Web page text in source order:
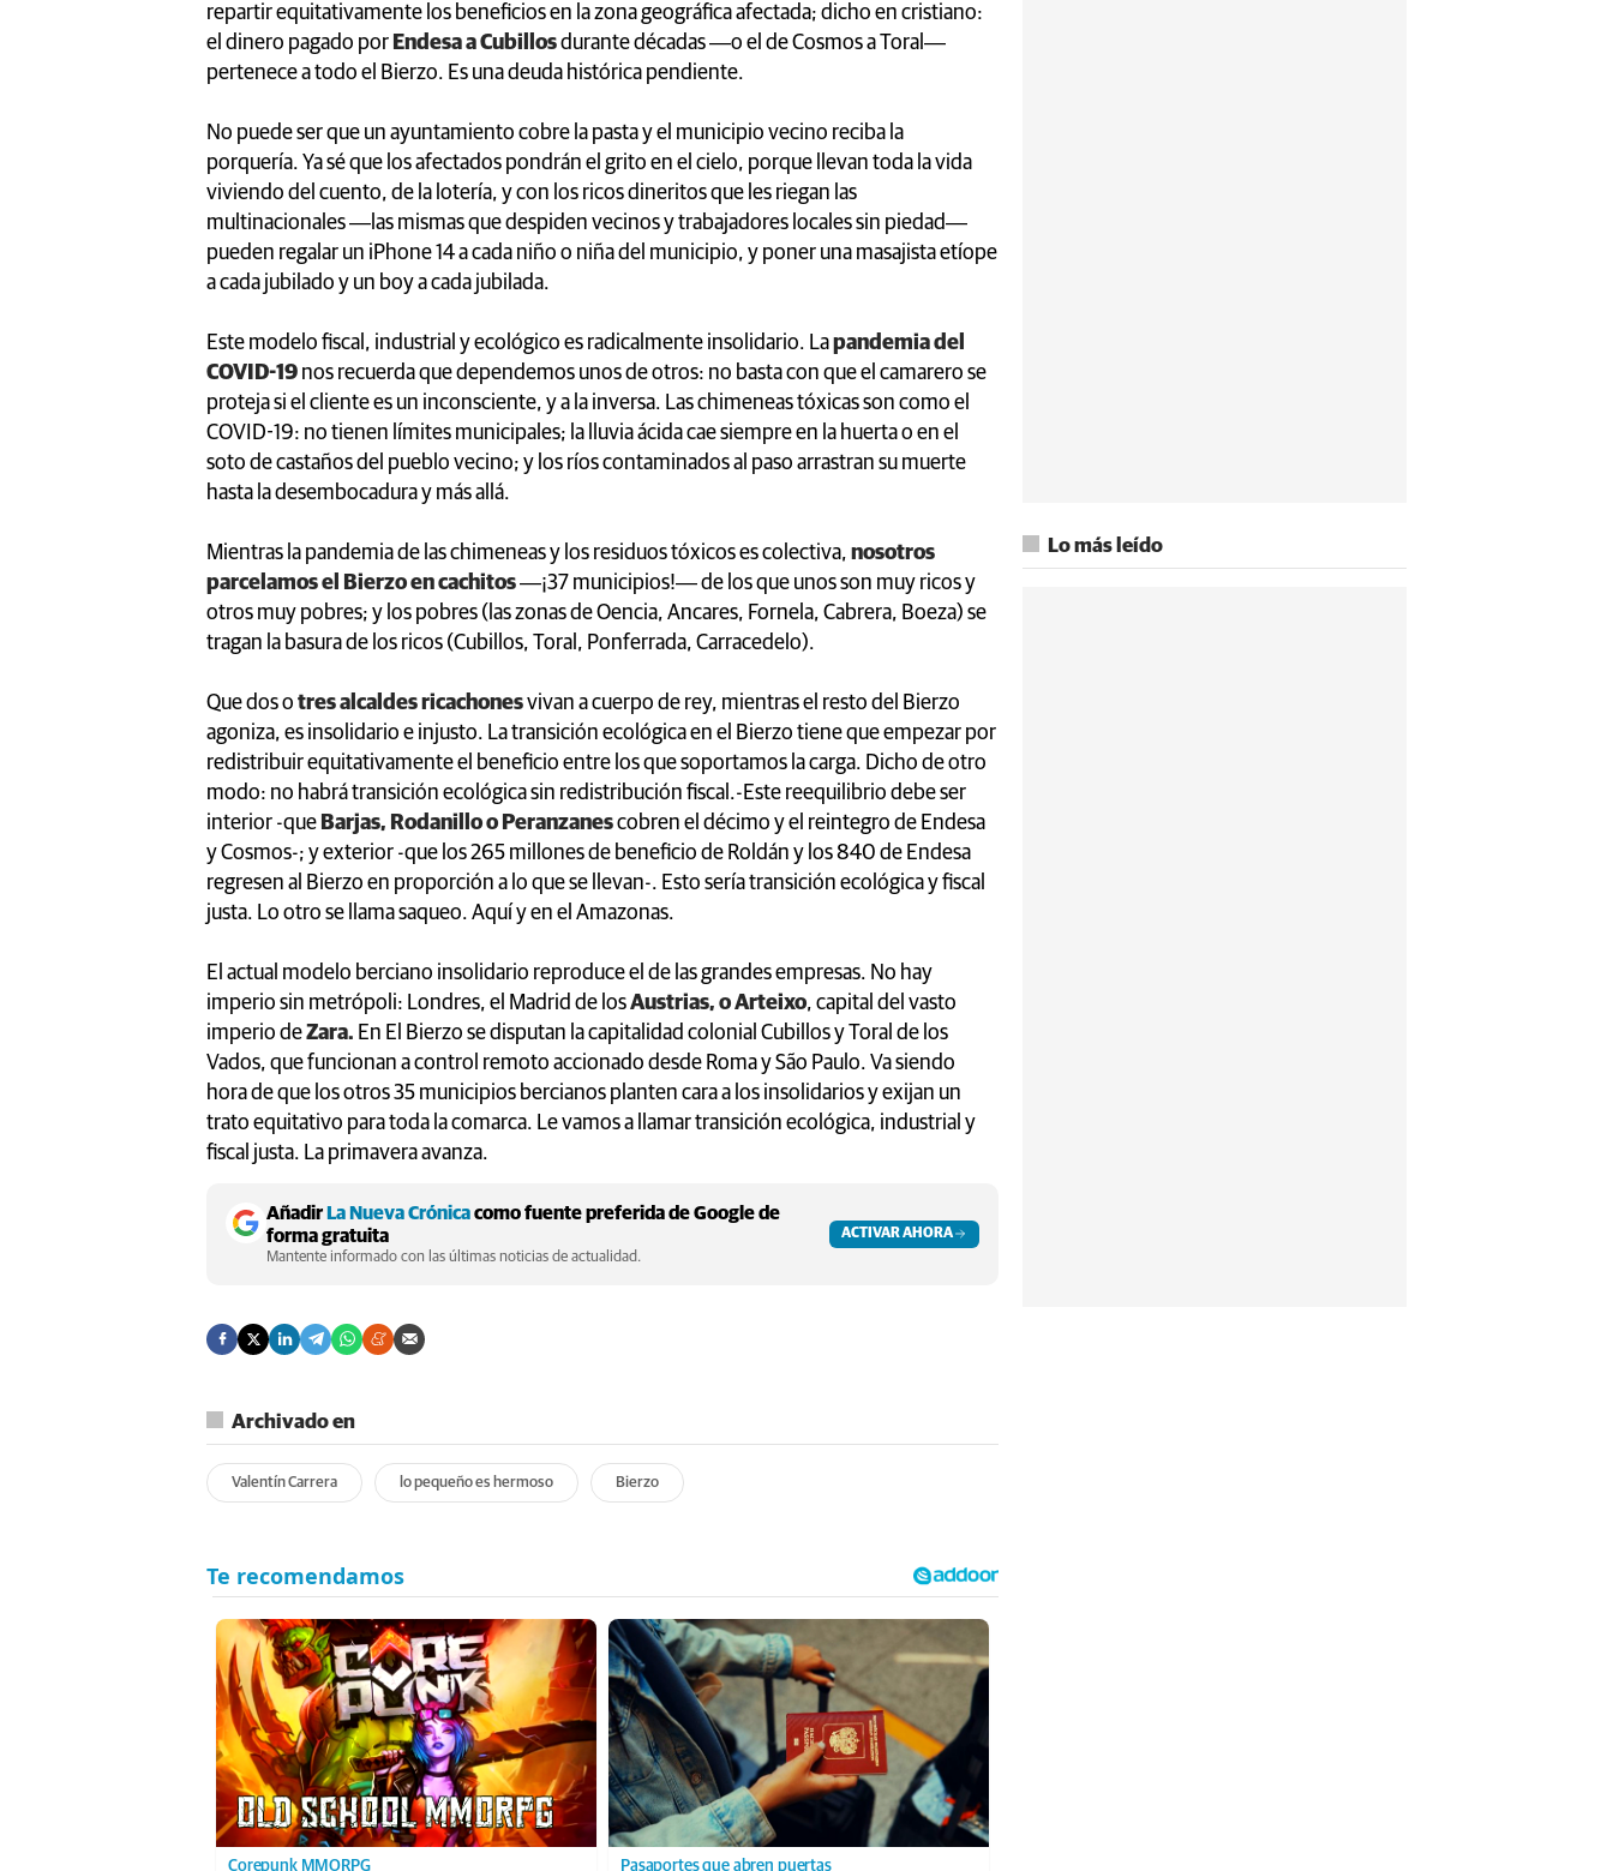
repartir equitativamente los beneficios en la zona geográfica afectada; dicho en cristiano:
el dinero pagado por Endesa a Cubillosdurante décadas ―o el de Cosmos a Toral―
pertenece a todo el Bierzo. Es una deuda histórica pendiente.
No puede ser que un ayuntamiento cobre la pasta y el municipio vecino reciba la
porquería. Ya sé que los afectados pondrán el grito en el cielo, porque llevan toda la vida
viviendo del cuento, de la lotería, y con los ricos dineritos que les riegan las
multinacionales ―las mismas que despiden vecinos y trabajadores locales sin piedad―
pueden regalar un iPhone 14 a cada niño o niña del municipio, y poner una masajista etíope
a cada jubilado y un boy a cada jubilada.
Este modelo fiscal, industrial y ecológico es radicalmente insolidario. Lapandemia del
COVID-19 nos recuerda que dependemos unos de otros: no basta con que el camarero se
proteja si el cliente es un inconsciente, y a la inversa. Las chimeneas tóxicas son como el
COVID-19: no tienen límites municipales; la lluvia ácida cae siempre en la huerta o en el
soto de castaños del pueblo vecino; y los ríos contaminados al paso arrastran su muerte
hasta la desembocadura y más allá.
Mientras la pandemia de las chimeneas y los residuos tóxicos es colectiva, nosotros
parcelamos el Bierzo en cachitos―¡37 municipios!― de los que unos son muy ricos y
otros muy pobres; y los pobres (las zonas de Oencia, Ancares, Fornela, Cabrera, Boeza) se
tragan la basura de los ricos (Cubillos, Toral, Ponferrada, Carracedelo).
Que dos o tres alcaldes ricachonesvivan a cuerpo de rey, mientras el resto del Bierzo
agoniza, es insolidario e injusto. La transición ecológica en el Bierzo tiene que empezar por
redistribuir equitativamente el beneficio entre los que soportamos la carga. Dicho de otro
modo: no habrá transición ecológica sin redistribución fiscal.-Este reequilibrio debe ser
interior -que Barjas, Rodanillo o Peranzanescobren el décimo y el reintegro de Endesa
y Cosmos-; y exterior -que los 265 millones de beneficio de Roldán y los 840 de Endesa
regresen al Bierzo en proporción a lo que se llevan-. Esto sería transición ecológica y fiscal
justa. Lo otro se llama saqueo. Aquí y en el Amazonas.
El actual modelo berciano insolidario reproduce el de las grandes empresas. No hay
imperio sin metrópoli: Londres, el Madrid de losAustrias, o Arteixo, capital del vasto
imperio deZara. En El Bierzo se disputan la capitalidad colonial Cubillos y Toral de los
Vados, que funcionan a control remoto accionado desde Roma y São Paulo. Va siendo
hora de que los otros 35 municipios bercianos planten cara a los insolidarios y exijan un
trato equitativo para toda la comarca. Le vamos a llamar transición ecológica, industrial y
fiscal justa. La primavera avanza.
AñadirLa Nueva Crónicacomo fuente preferida de Google de
forma gratuita
Mantente informado con las últimas noticias de actualidad.
ACTIVAR AHORA
Archivado en
Valentín Carrera lo pequeño es hermoso Bierzo
Corepunk MMORPG Pasaportes que abren puertas
Lo más leído